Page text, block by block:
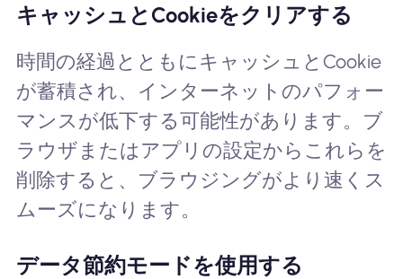
キャッシュとCookieをクリアする
時間の経過とともにキャッシュとCookie
が蓄積され、インターネットのパフォー
マンスが低下する可能性があります。ブ
ラウザまたはアプリの設定からこれらを
削除すると、ブラウジングがより速くス
ムーズになります。
データ節約モードを使用する